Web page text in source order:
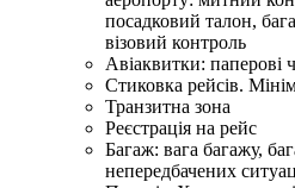
посадковий талон,
візовий контроль
Авіаквитки: паперові
Стиковка рейсів.
Транзитна зона
Реєстрація на рейс
Багаж: вага багажу,
непередбачених